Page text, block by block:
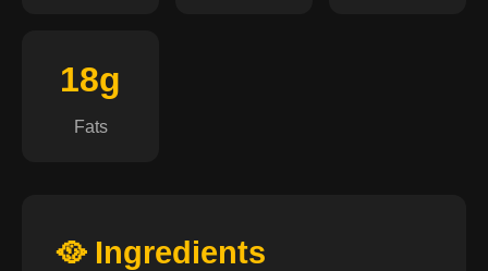
18g
Fats
🥘 Ingredients